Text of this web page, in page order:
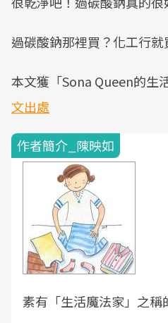
過碳酸鈉那裡買？化工行就
本文獲「Sona Queen的生
文出處
作者簡介_陳映如
素有「生活魔法家」之稱